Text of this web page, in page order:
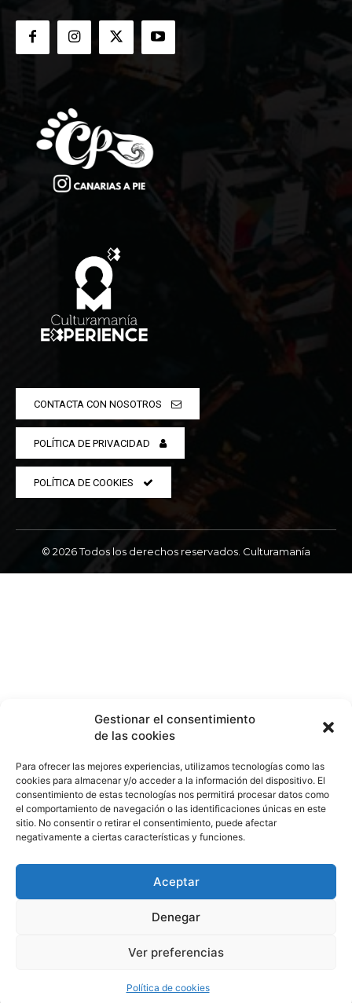
Gestionar el consentimiento
de las cookies
Para ofrecer las mejores experiencias, utilizamos tecnologías como las
cookies para almacenar y/o acceder a la información del dispositivo. El
consentimiento de estas tecnologías nos permitirá procesar datos como
el comportamiento de navegación o las identificaciones únicas en este
sitio. No consentir o retirar el consentimiento, puede afectar
negativamente a ciertas características y funciones.
Aceptar
Denegar
Ver preferencias
Política de cookies
CONTACTA CON NOSOTROS
POLÍTICA DE PRIVACIDAD
POLÍTICA DE COOKIES
© 2026 Todos los derechos reservados. Culturamanía